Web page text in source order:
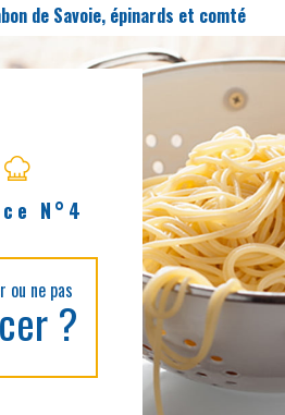
de Savoie, épinards et comté
N°4
ou ne pas
?